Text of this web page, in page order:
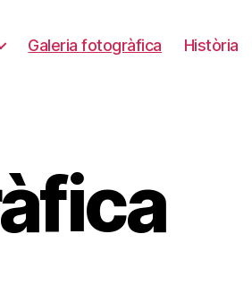
Galeria fotogràfica Història